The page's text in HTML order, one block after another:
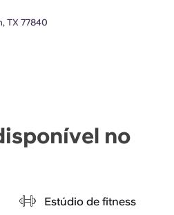
TX 77840
no
Estúdio de fitness